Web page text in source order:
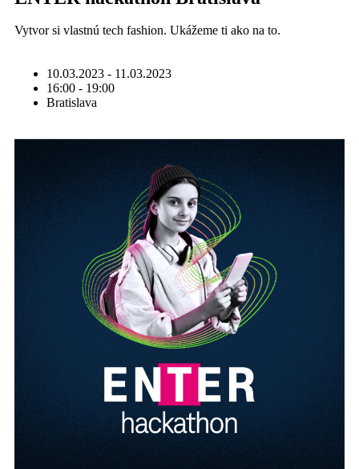
Vytvor si vlastnú tech fashion. Ukážeme ti ako na to.
10.03.2023 - 11.03.2023
16:00 - 19:00
Bratislava